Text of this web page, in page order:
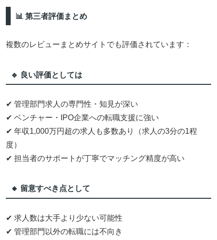
📊 第三者評価まとめ
複数のレビューまとめサイトでも評価されています：
🔹 良い評価としては
✔ 管理部門求人の専門性・知見が深い
✔ ベンチャー・IPO企業への転職支援に強い
✔ 年収1,000万円超の求人も多数あり（求人の3分の1程
度）
✔ 担当者のサポートが丁寧でマッチング精度が高い
🔸 留意すべき点として
✔ 求人数は大手より少ない可能性
✔ 管理部門以外の転職には不向き